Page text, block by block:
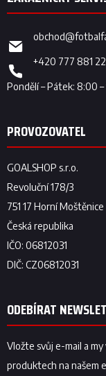
obchod@
+420 777 881
ODEBÍRAT
Vložte svůj e-mail a
produktech na našem